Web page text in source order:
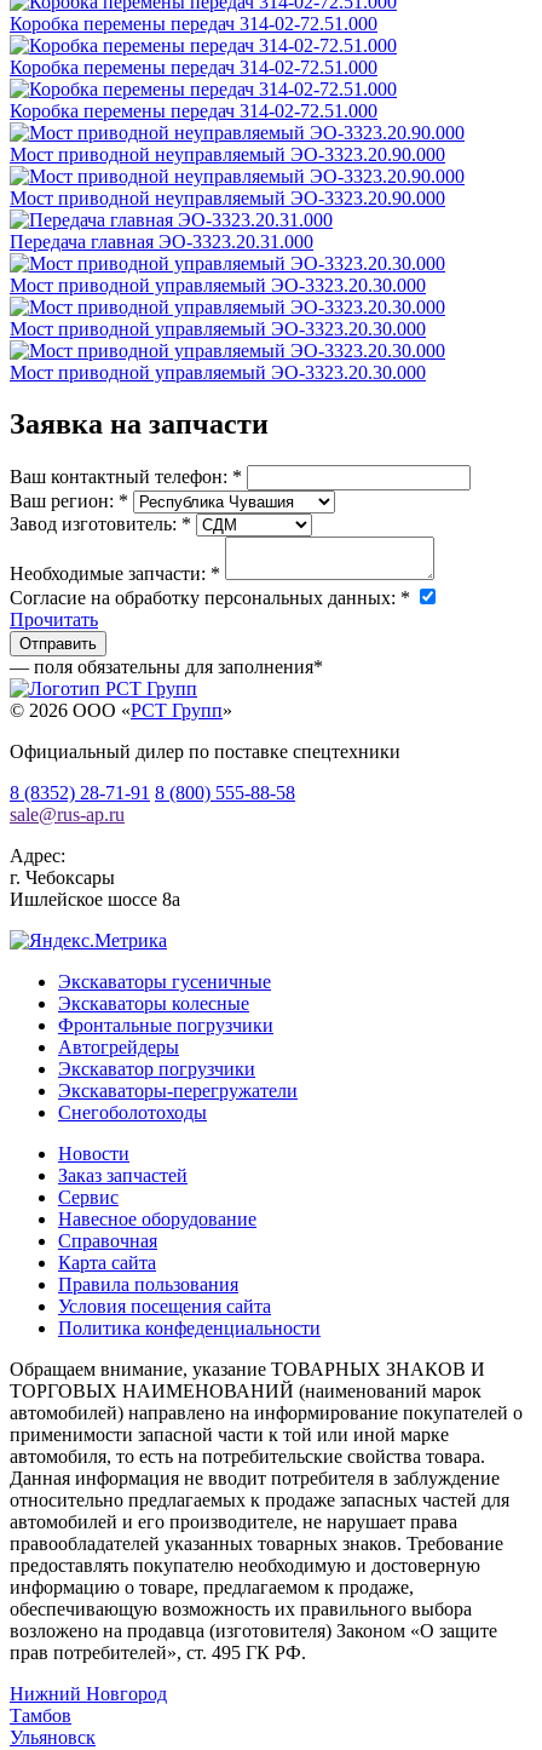
Коробка перемены передач 314-02-72.51.000
Коробка перемены передач 314-02-72.51.000
Коробка перемены передач 314-02-72.51.000
Мост приводной неуправляемый ЭО-3323.20.90.000
Мост приводной неуправляемый ЭО-3323.20.90.000
Передача главная ЭО-3323.20.31.000
Мост приводной управляемый ЭО-3323.20.30.000
Мост приводной управляемый ЭО-3323.20.30.000
Мост приводной управляемый ЭО-3323.20.30.000
Заявка на запчасти
Ваш контактный телефон: *
Ваш регион: *
Завод изготовитель: *
Необходимые запчасти: *
Согласие на обработку персональных данных: *
Прочитать
— поля обязательны для заполнения*
© 2026 OOO «РСТ Групп»
Официальный дилер по поставке спецтехники
8 (8352) 28-71-91 8 (800) 555-88-58
sale@rus-ap.ru
Адрес:
г. Чебоксары
Ишлейское шоссе 8а
Экскаваторы гусеничные
Экскаваторы колесные
Фронтальные погрузчики
Автогрейдеры
Экскаватор погрузчики
Экскаваторы-перегружатели
Снегоболотоходы
Новости
Заказ запчастей
Сервис
Навесное оборудование
Справочная
Карта сайта
Правила пользования
Условия посещения сайта
Политика конфеденциальности
Обращаем внимание, указание ТОВАРНЫХ ЗНАКОВ И
ТОРГОВЫХ НАИМЕНОВАНИЙ (наименований марок
автомобилей) направлено на информирование покупателей о
применимости запасной части к той или иной марке
автомобиля, то есть на потребительские свойства товара.
Данная информация не вводит потребителя в заблуждение
относительно предлагаемых к продаже запасных частей для
автомобилей и его производителе, не нарушает права
правообладателей указанных товарных знаков. Требование
предоставлять покупателю необходимую и достоверную
информацию о товаре, предлагаемом к продаже,
обеспечивающую возможность их правильного выбора
возложено на продавца (изготовителя) Законом «О защите
прав потребителей», ст. 495 ГК РФ.
Нижний Новгород
Тамбов
Ульяновск